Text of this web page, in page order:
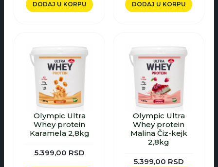
DODAJ U KORPU DODAJ U KORPU
Olympic Ultra
Whey protein
Karamela 2,8kg
5.399,00 RSD
Olympic Ultra
Whey protein
Malina Čiz-kejk
2,8kg
5.399,00 RSD